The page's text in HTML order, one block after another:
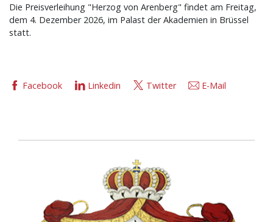
Die Preisverleihung "Herzog von Arenberg" findet am Freitag,
dem 4. Dezember 2026, im Palast der Akademien in Brüssel
statt.
Facebook Linkedin Twitter E-Mail